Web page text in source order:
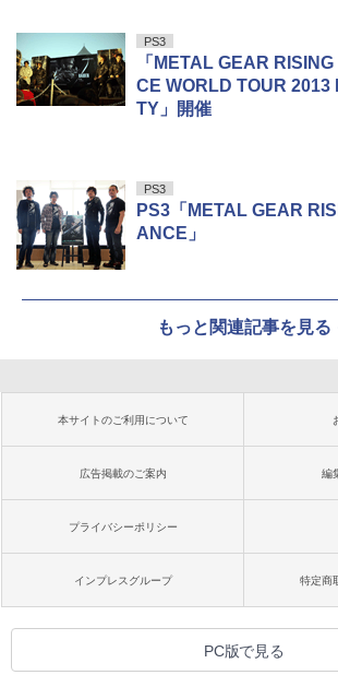
PS3
「METAL GEAR
CE WORLD TOUR 2013
TY」開催
PS3
PS3「METAL GEAR
ANCE」
もっと関連記事を見る
本サイトのご利用について
広告掲載のご案内 編
プライバシーポリシー
インプレスグループ 特定商
PC版で見る